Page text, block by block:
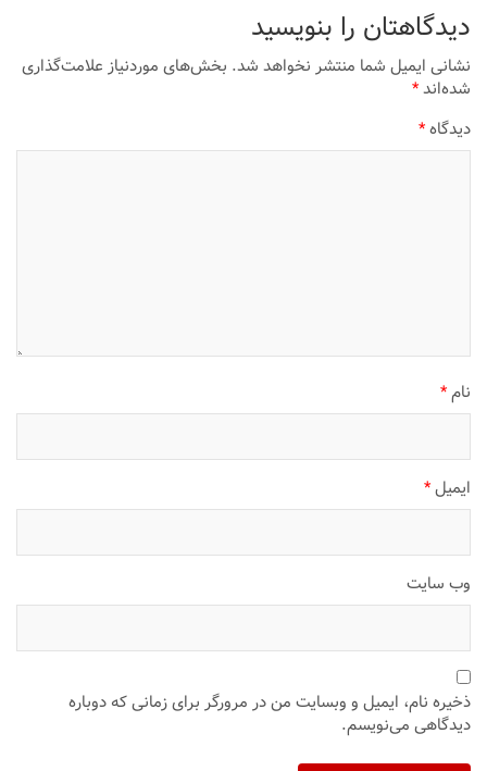
دیدگاهتان را بنویسید
نشانی ایمیل شما منتشر نخواهد شد.بخش‌های موردنیاز علامت‌گذاری
شده‌اند*
دیدگاه*
نام*
ایمیل*
وب‌ سایت
ذخیره نام، ایمیل و وبسایت من در مرورگر برای زمانی که دوباره
دیدگاهی می‌نویسم.